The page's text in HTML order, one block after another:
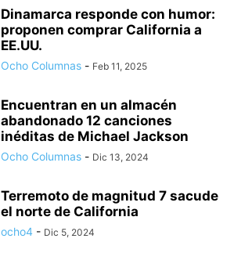
Dinamarca responde con humor:
proponen comprar California a
EE.UU.
Ocho Columnas - Feb 11, 2025
Encuentran en un almacén
abandonado 12 canciones
inéditas de Michael Jackson
Ocho Columnas - Dic 13, 2024
Terremoto de magnitud 7 sacude
el norte de California
ocho4 - Dic 5, 2024